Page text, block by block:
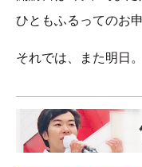
ひともふるってのお
それでは、また明日。